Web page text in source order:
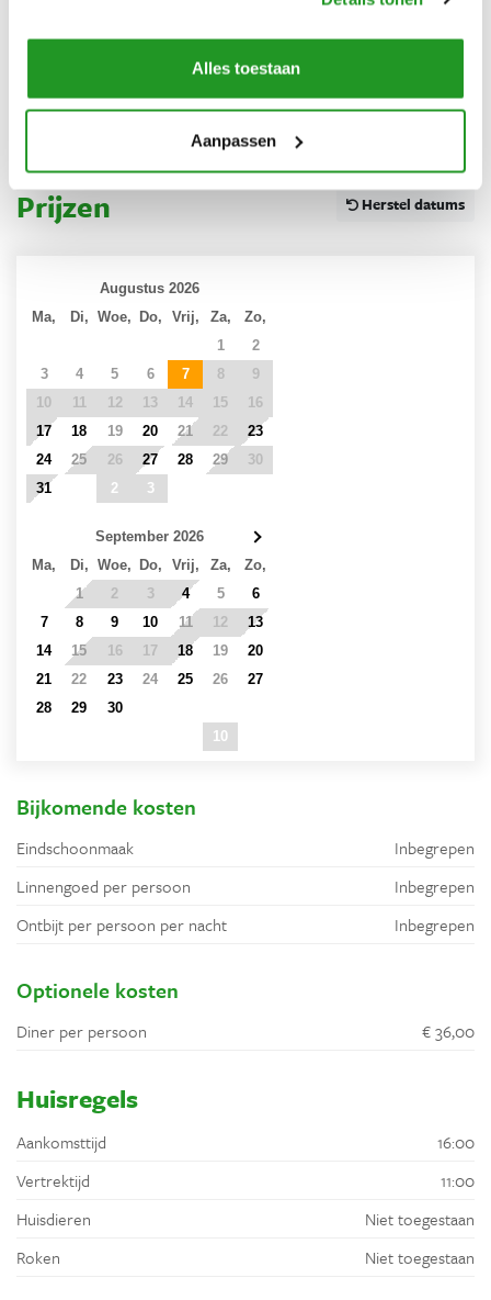
Alles toestaan
Aanpassen
Terras
Fietsen beschikbaar
Prijzen Herstel datums
Augustus 2026
Ma,
Di, Woe, Do, Vrij, Za,
Zo,
1
2
3
4 5 6 7 8
9
10
11 12 13 14 15
16
17
18 19 20 21 22
23
24
25 26 27 28 29
30
31
2 3
September 2026
Ma,
Di, Woe, Do, Vrij, Za,
Zo,
1 2 3 4 5
6
7
8 9 10 11 12
13
14
15 16 17 18 19
20
21
22 23 24 25 26
27
28
29 30
10
Bijkomende kosten
Eindschoonmaak
Inbegrepen
Linnengoed per persoon
Inbegrepen
Ontbijt per persoon per nacht
Inbegrepen
Optionele kosten
Diner per persoon € 36,00
Huisregels
Aankomsttijd
16:00
Vertrektijd
11:00
Huisdieren
Niet toegestaan
Roken
Niet toegestaan